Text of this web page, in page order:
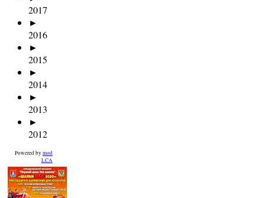
2017
►
2016
►
2015
►
2014
►
2013
►
2012
Powered by mod
LCA